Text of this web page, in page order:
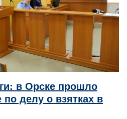
в Орске прошло
по делу о взятках в